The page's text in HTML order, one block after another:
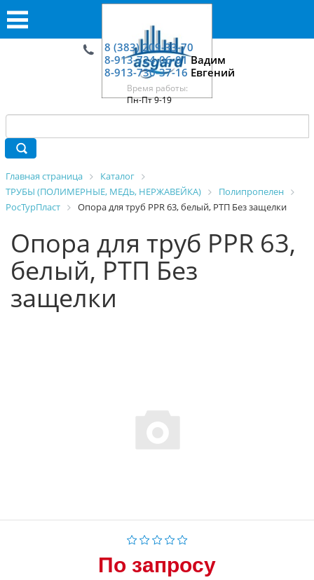
8 (383) 209-33-70
8-913-724-06-01Вадим
8-913-730-37-16 Евгений
Время работы:
Пн-Пт 9-19
Главная страница
Каталог
ТРУБЫ (ПОЛИМЕРНЫЕ, МЕДЬ, НЕРЖАВЕЙКА)
Полипропелен
РосТурПласт
Опора для труб PPR 63, белый, РТП Без защелки
Опора для труб PPR 63,
белый, РТП Без
защелки
По запросу